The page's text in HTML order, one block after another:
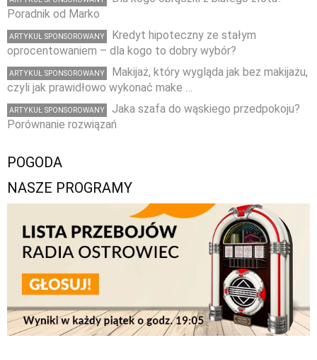
Poradnik od Marko
ARTYKUŁ SPONSOROWANY
Kredyt hipoteczny ze stałym
oprocentowaniem – dla kogo to dobry wybór?
ARTYKUŁ SPONSOROWANY
Makijaż, który wygląda jak bez makijażu,
czyli jak prawidłowo wykonać make …
ARTYKUŁ SPONSOROWANY
Jaka szafa do wąskiego przedpokoju?
Porównanie rozwiązań
POGODA
NASZE PROGRAMY